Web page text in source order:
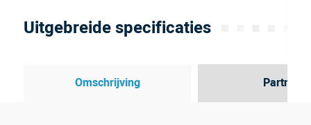
Uitgebreide specificaties
Omschrijving Partner